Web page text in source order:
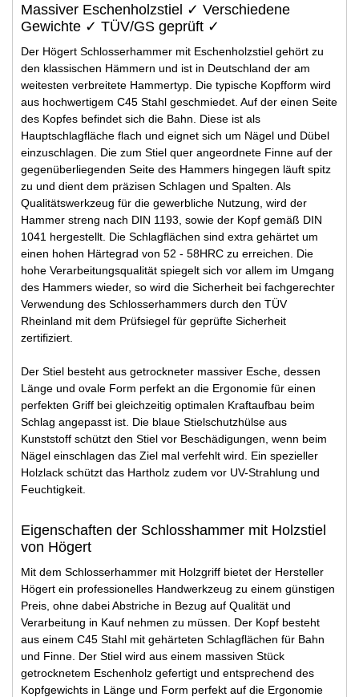
Massiver Eschenholzstiel ✓ Verschiedene
Gewichte ✓ TÜV/GS geprüft ✓
Der Högert Schlosserhammer mit Eschenholzstiel gehört zu
den klassischen Hämmern und ist in Deutschland der am
weitesten verbreitete Hammertyp. Die typische Kopfform wird
aus hochwertigem C45 Stahl geschmiedet. Auf der einen Seite
des Kopfes befindet sich die Bahn. Diese ist als
Hauptschlagfläche flach und eignet sich um Nägel und Dübel
einzuschlagen. Die zum Stiel quer angeordnete Finne auf der
gegenüberliegenden Seite des Hammers hingegen läuft spitz
zu und dient dem präzisen Schlagen und Spalten. Als
Qualitätswerkzeug für die gewerbliche Nutzung, wird der
Hammer streng nach DIN 1193, sowie der Kopf gemäß DIN
1041 hergestellt. Die Schlagflächen sind extra gehärtet um
einen hohen Härtegrad von 52 - 58HRC zu erreichen. Die
hohe Verarbeitungsqualität spiegelt sich vor allem im Umgang
des Hammers wieder, so wird die Sicherheit bei fachgerechter
Verwendung des Schlosserhammers durch den TÜV
Rheinland mit dem Prüfsiegel für geprüfte Sicherheit
zertifiziert.
Der Stiel besteht aus getrockneter massiver Esche, dessen
Länge und ovale Form perfekt an die Ergonomie für einen
perfekten Griff bei gleichzeitig optimalen Kraftaufbau beim
Schlag angepasst ist. Die blaue Stielschutzhülse aus
Kunststoff schützt den Stiel vor Beschädigungen, wenn beim
Nägel einschlagen das Ziel mal verfehlt wird. Ein spezieller
Holzlack schützt das Hartholz zudem vor UV-Strahlung und
Feuchtigkeit.
Eigenschaften der Schlosshammer mit Holzstiel
von Högert
Mit dem Schlosserhammer mit Holzgriff bietet der Hersteller
Högert ein professionelles Handwerkzeug zu einem günstigen
Preis, ohne dabei Abstriche in Bezug auf Qualität und
Verarbeitung in Kauf nehmen zu müssen. Der Kopf besteht
aus einem C45 Stahl mit gehärteten Schlagflächen für Bahn
und Finne. Der Stiel wird aus einem massiven Stück
getrocknetem Eschenholz gefertigt und entsprechend des
Kopfgewichts in Länge und Form perfekt auf die Ergonomie